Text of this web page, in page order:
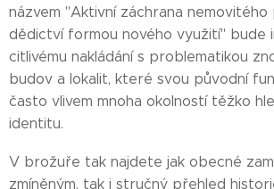
názvem "Aktivní záchrana nemovitého
dědictví formou nového využití" bude
citlivému nakládání s problematikou
budov a lokalit, které svou původní
často vlivem mnoha okolností těžko
identitu.
V brožuře tak najdete jak obecné
zmíněným, tak i stručný přehled